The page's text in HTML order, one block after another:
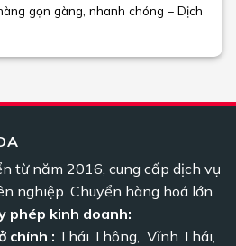
gọn gàng, nhanh chóng – Dịch
từ năm 2016, cung cấp dịch vụ
nghiệp. Chuyển hàng hoá lớn
phép kinh doanh:
chính : Thái Thông, Vĩnh Thái,